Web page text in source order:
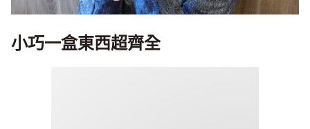
小巧一盒東西超齊全